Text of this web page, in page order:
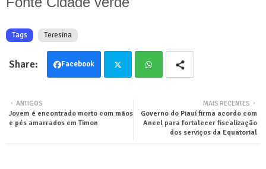
Tags Teresina
Facebook
ter tsa
MAIS RECENTES
Governo do Piauí firma acordo com
Aneel para fortalecer fiscalização
dos serviços da Equatorial
ANTIGOS
Jovem é encontrado morto com mãos
e pés amarrados em Timon